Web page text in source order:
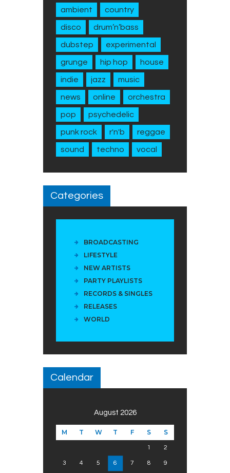
ambient country
disco drum’n’bass
dubstep experimental
grunge hip hop house
indie jazz music
news online orchestra
pop psychedelic
punk rock r'n'b reggae
sound techno vocal
Categories
BROADCASTING
LIFESTYLE
NEW ARTISTS
PARTY PLAYLISTS
RECORDS & SINGLES
RELEASES
WORLD
Calendar
August 2026
M T W T F S S
1 2
3 4 5 6 7 8 9